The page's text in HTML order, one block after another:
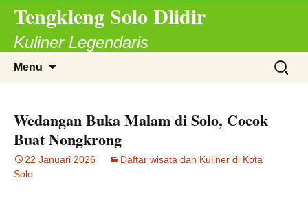
Tengkleng Solo Dlidir
Kuliner Legendaris
Menu
Cari
untuk:
Wedangan Buka Malam di Solo, Cocok
Buat Nongkrong
22 Januari 2026
Daftar wisata dan Kuliner di Kota
Solo